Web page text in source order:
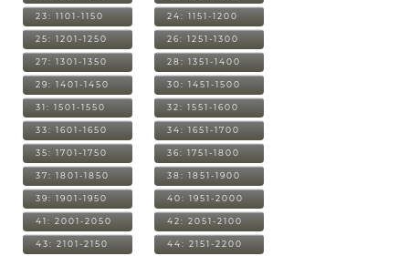
23: 1101-1150 24: 1151-1200
25: 1201-1250 26: 1251-1300
27: 1301-1350 28: 1351-1400
29: 1401-1450 30: 1451-1500
31: 1501-1550 32: 1551-1600
33: 1601-1650 34: 1651-1700
35: 1701-1750 36: 1751-1800
37: 1801-1850 38: 1851-1900
39: 1901-1950 40: 1951-2000
41: 2001-2050 42: 2051-2100
43: 2101-2150 44: 2151-2200